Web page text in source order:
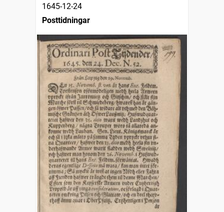
1645-12-24
Posttidningar